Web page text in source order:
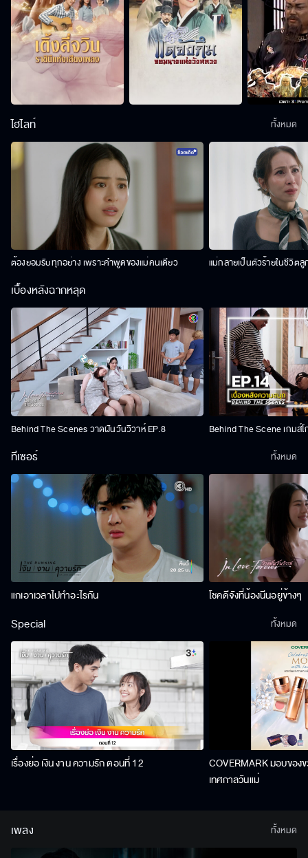
ไฮไลท์
ต้องยอมรับทุกอย่าง เพราะคำพูดของแม่คนเดียว แม่กลายเป็นตัวร้ายในชีวิตลู
ทั้งหมด
เบื้องหลังฉากหลุด
Behind The Scenes วาดฝันวันวิวาห์ EP.8 Behind The Scene เกมส์
ทีเซอร์
แกเอาเวลาไปทำอะไรกัน โชคดีจังที่น้องนีนอยู่ข้างๆ
ทั้งหมด
Special
เรื่องย่อ เงิน งาน ความรัก ตอนที่ 12
COVERMARK มอบขอ
เทศกาลวันแม่
ทั้งหมด
เพลง ทั้งหมด